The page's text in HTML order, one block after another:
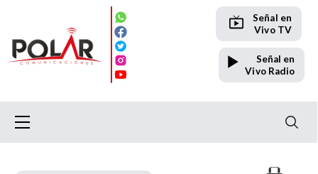
Señal en
Vivo TV
Señal en
Vivo Radio